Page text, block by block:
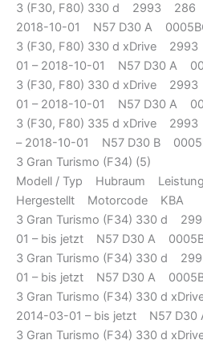
3 (F30, F80) 330 d 2993
2018-10-01 N57 D30 A
3 (F30, F80) 330 d xDrive
01 – 2018-10-01 N57 D30 A
3 (F30, F80) 330 d xDrive
01 – 2018-10-01 N57 D30 A
3 (F30, F80) 335 d xDrive
– 2018-10-01 N57 D30 B
3 Gran Turismo (F34) (5)
Modell / Typ Hubraum
Hergestellt Motorcode KBA
3 Gran Turismo (F34) 330 d
01 – bis jetzt N57 D30 A
3 Gran Turismo (F34) 330 d
01 – bis jetzt N57 D30 A
3 Gran Turismo (F34) 330 d
2014-03-01 – bis jetzt N57
3 Gran Turismo (F34) 330 d